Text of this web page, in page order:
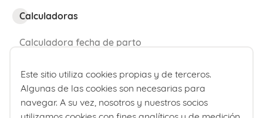
Calculadoras
Calculadora fecha de parto
¿Quiénes somos?
Este sitio utiliza cookies propias y de terceros.
Algunas de las cookies son necesarias para
navegar. A su vez, nosotros y nuestros socios